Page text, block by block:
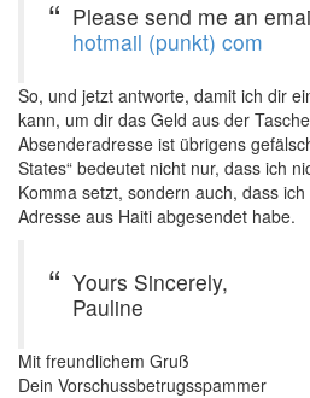
Please send me an
hotmail (punkt) com
So, und jetzt antworte, damit ich dir
kann, um dir das Geld aus der
Absenderadresse ist übrigens
States“ bedeutet nicht nur, dass ich
Komma setzt, sondern auch, dass
Adresse aus Haiti abgesendet habe.
Yours Sincerely,
Pauline
Mit freundlichem Gruß
Dein Vorschussbetrugsspammer